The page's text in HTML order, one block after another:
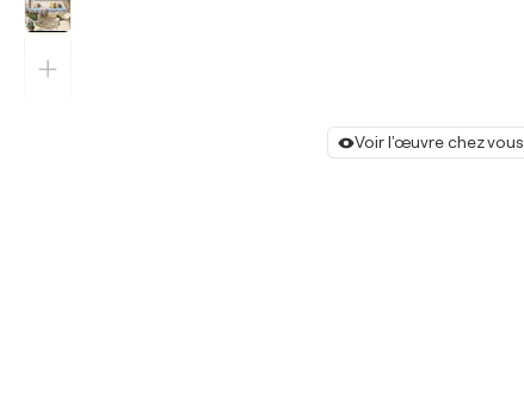
Voir l'œuvre chez vous